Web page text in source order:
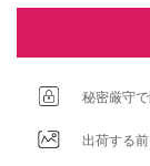
秘密厳守
出荷する